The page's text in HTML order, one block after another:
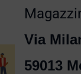
Via
59013